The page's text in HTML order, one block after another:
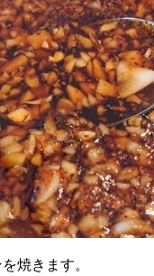
焼きます。